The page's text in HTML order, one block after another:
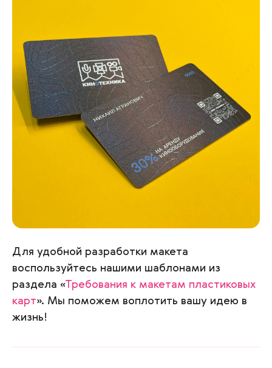
Для удобной разработки макета
воспользуйтесь нашими шаблонами из
раздела «Требования к макетам пластиковых
карт». Мы поможем воплотить вашу идею в
жизнь!